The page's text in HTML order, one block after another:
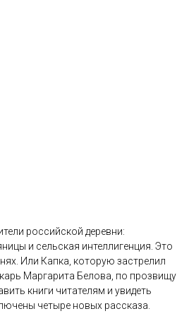
российской деревни:
и сельская интеллигенция. Это
Или Капка, которую застрелил
Маргарита Белова, по прозвищу
книги читателям и увидеть
четыре новых рассказа.